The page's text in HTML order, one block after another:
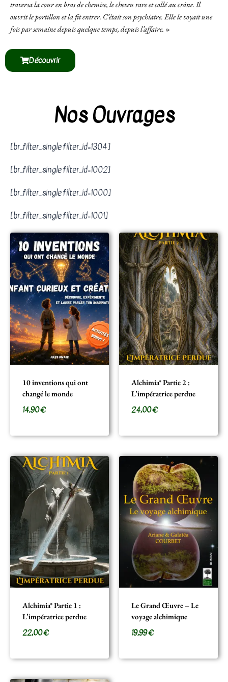
traversa la cour en bras de chemise, le cheveu rare et collé au crâne. Il
ouvrit le portillon et la fit entrer. C’était son psychiatre. Elle le voyait une
fois par semaine depuis quelque temps, depuis l’affaire. »
Découvrir
Nos Ouvrages
[br_filter_single filter_id=1304]
[br_filter_single filter_id=1002]
[br_filter_single filter_id=1000]
[br_filter_single filter_id=1001]
10 inventions qui ont
changé le monde
14,90€
Alchimia* Partie 2 :
L’impératrice perdue
24,00€
Alchimia* Partie 1 :
L’impératrice perdue
22,00€
Le Grand Œuvre – Le
voyage alchimique
19,99€
sur des contenus
personnalisés et des
offres spécifiques.